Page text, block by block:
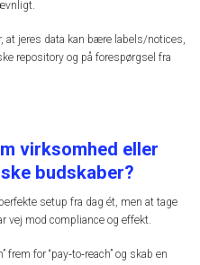
at jeres data kan bære labels/notices,
repository og på forespørgsel fra
virksomhed eller
budskaber?
setup fra dag ét, men at tage
vej mod compliance og effekt.
for “pay‑to‑reach” og skab en